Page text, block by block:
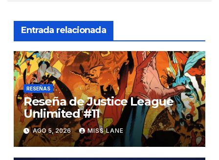
Entrada relacionada
RESEÑAS
Reseña de Justice League
Unlimited #11
AGO 5, 2026 MISS LANE